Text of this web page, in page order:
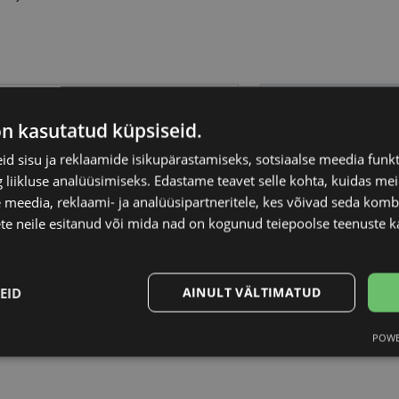
Raami kuju
Kliendirühm
Ninavahe laius
kasutatud küpsiseid.
sisu ja reklaamide isikupärastamiseks, sotsiaalse meedia
liikluse analüüsimiseks. Edastame teavet selle kohta, kuidas
meedia, reklaami- ja analüüsipartneritele, kes võivad seda
neile esitanud või mida nad on kogunud teiepoolse teenuste
AINULT VÄLTIMATUD